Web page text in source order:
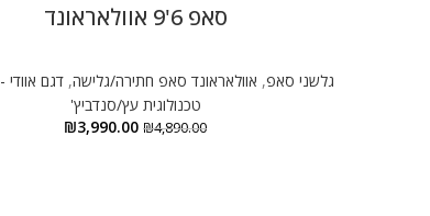
סאפ 6'9 אוולאראונד
גלשני סאפ, אוולאראונד סאפ חתירה/גלישה, דגם אוודי - Woodie
טכנולוגית עץ/סנדביץ'
₪4,890.00
₪3,990.00